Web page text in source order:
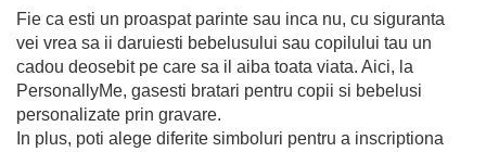
Fie ca esti un proaspat parinte sau inca nu, cu siguranta
vei vrea sa ii daruiesti bebelusului sau copilului tau un
cadou deosebit pe care sa il aiba toata viata. Aici, la
PersonallyMe, gasesti bratari pentru copii si bebelusi
personalizate prin gravare.
In plus, poti alege diferite simboluri pentru a inscriptiona